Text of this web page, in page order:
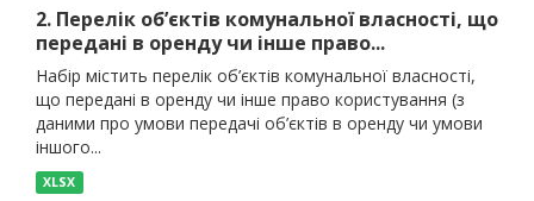
2. Перелік об’єктів комунальної власності, що
передані в оренду чи інше право...
Набір містить перелік об’єктів комунальної власності,
що передані в оренду чи інше право користування (з
даними про умови передачі об’єктів в оренду чи умови
іншого...
XLSX